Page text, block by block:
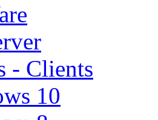
- Clients
10